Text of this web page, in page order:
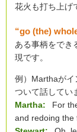
花火も打ち上げ
“go (the)
ある事柄をでき
現です。
例）Marthaがイ
ついて話してい
Martha:
For
and redoing the